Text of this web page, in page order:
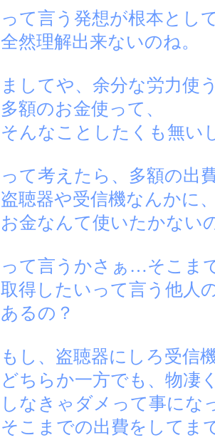
って言う発想が根本とし
全然理解出来ないのね。
ましてや、余分な労力使
多額のお金使って、
そんなことしたくも無い
って考えたら、多額の出
盗聴器や受信機なんかに
お金なんて使いたかない
って言うかさぁ…そこま
取得したいって言う他人
あるの？
もし、盗聴器にしろ受信
どちらか一方でも、物凄
しなきゃダメって事にな
そこまでの出費をしてま